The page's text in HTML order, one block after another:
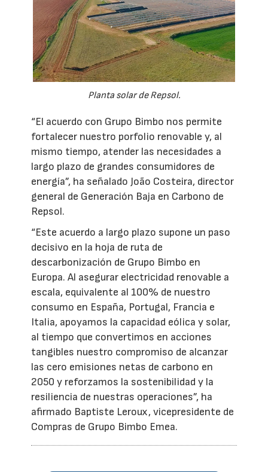
Planta solar de Repsol.
“El acuerdo con Grupo Bimbo nos permite
fortalecer nuestro porfolio renovable y, al
mismo tiempo, atender las necesidades a
largo plazo de grandes consumidores de
energía”, ha señalado João Costeira, director
general de Generación Baja en Carbono de
Repsol.
“Este acuerdo a largo plazo supone un paso
decisivo en la hoja de ruta de
descarbonización de Grupo Bimbo en
Europa. Al asegurar electricidad renovable a
escala, equivalente al 100% de nuestro
consumo en España, Portugal, Francia e
Italia, apoyamos la capacidad eólica y solar,
al tiempo que convertimos en acciones
tangibles nuestro compromiso de alcanzar
las cero emisiones netas de carbono en
2050 y reforzamos la sostenibilidad y la
resiliencia de nuestras operaciones”, ha
afirmado Baptiste Leroux, vicepresidente de
Compras de Grupo Bimbo Emea.